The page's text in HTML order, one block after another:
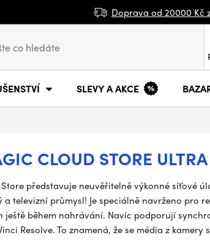
Doprava od 20000 Kč
SLEVY A AKCE
CLOUD STORE
představuje neuvěřitelně výkonné síťové
televizní průmysl! Je speciálně navrženo pro
ještě během nahrávání. Navíc podporují
Resolve. To znamená, že se média z